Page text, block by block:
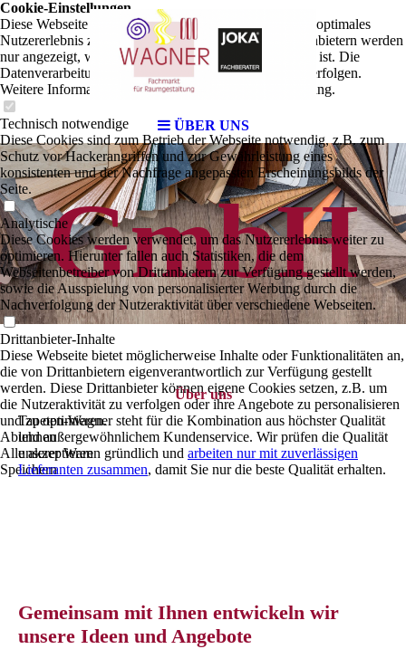
ÜBER UNS
GmbH
Über uns
Tapeten-Wagner steht für die Kombination aus höchster Qualität
und außergewöhnlichem Kundenservice. Wir prüfen die Qualität
unserer Waren gründlich und arbeiten nur mit zuverlässigen
Lieferanten zusammen, damit Sie nur die beste Qualität erhalten.
Gemeinsam mit Ihnen entwickeln wir
unsere Ideen und Angebote
Cookie-Einstellungen
Diese Webseite verwendet Cookies, um Besuchern ein optimales
Nutzererlebnis zu bieten. Bestimmte Inhalte von Drittanbietern werden
nur angezeigt, wenn die entsprechende Option aktiviert ist. Die
Datenverarbeitung kann dann auch in einem Drittland erfolgen.
Weitere Informationen hierzu in der Datenschutzerklärung.
Technisch notwendige
Diese Cookies sind zum Betrieb der Webseite notwendig, z.B. zum
Schutz vor Hackerangriffen und zur Gewährleistung eines
konsistenten und der Nachfrage angepassten Erscheinungsbilds der
Seite.
Analytische
Diese Cookies werden verwendet, um das Nutzererlebnis weiter zu
optimieren. Hierunter fallen auch Statistiken, die dem
Webseitenbetreiber von Drittanbietern zur Verfügung gestellt werden,
sowie die Ausspielung von personalisierter Werbung durch die
Nachverfolgung der Nutzeraktivität über verschiedene Webseiten.
Drittanbieter-Inhalte
Diese Webseite bietet möglicherweise Inhalte oder Funktionalitäten an,
die von Drittanbietern eigenverantwortlich zur Verfügung gestellt
werden. Diese Drittanbieter können eigene Cookies setzen, z.B. um
die Nutzeraktivität zu verfolgen oder ihre Angebote zu personalisieren
und zu optimieren.
Ablehnen
Alle akzeptieren
Speichern